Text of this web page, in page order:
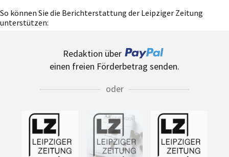
So können Sie die Berichterstattung der Leipziger Zeitung
unterstützen:
Redaktion über
einen freien Förderbetrag senden.
oder